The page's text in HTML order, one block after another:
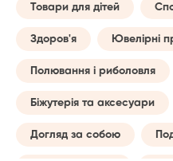
Товари для дітей
Здоров'я Ювелірні
Полювання і риболовля
Біжутерія та аксесуари
Догляд за собою